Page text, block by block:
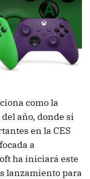
como la
año, donde si
en la CES
a
ha iniciará este
lanzamiento para